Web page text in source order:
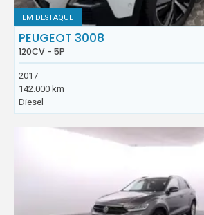
EM DESTAQUE
PEUGEOT 3008
120CV - 5P
2017
142.000 km
Diesel